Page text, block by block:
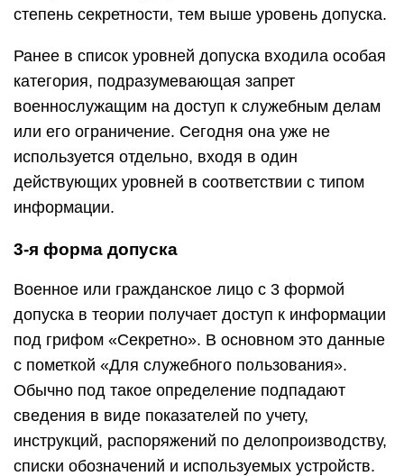
степень секретности, тем выше уровень допуска.
Ранее в список уровней допуска входила особая
категория, подразумевающая запрет
военнослужащим на доступ к служебным делам
или его ограничение. Сегодня она уже не
используется отдельно, входя в один
действующих уровней в соответствии с типом
информации.
3-я форма допуска
Военное или гражданское лицо с 3 формой
допуска в теории получает доступ к информации
под грифом «Секретно». В основном это данные
с пометкой «Для служебного пользования».
Обычно под такое определение подпадают
сведения в виде показателей по учету,
инструкций, распоряжений по делопроизводству,
списки обозначений и используемых устройств.